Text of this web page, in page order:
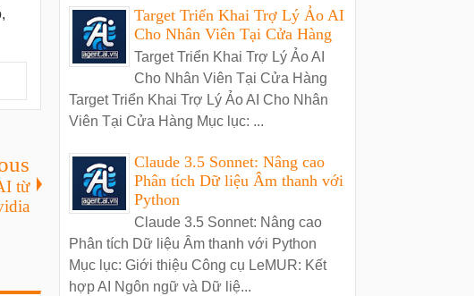
từ
Target Triển Khai Trợ Lý Ảo AI
Cho Nhân Viên Tại Cửa Hàng
Target Triển Khai Trợ Lý Ảo AI
Cho Nhân Viên Tại Cửa Hàng
Target Triển Khai Trợ Lý Ảo AI Cho Nhân
Viên Tại Cửa Hàng Mục lục: ...
Claude 3.5 Sonnet: Nâng cao
Phân tích Dữ liệu Âm thanh với
Python
Claude 3.5 Sonnet: Nâng cao
Phân tích Dữ liệu Âm thanh với Python
Mục lục: Giới thiệu Công cụ LeMUR: Kết
hợp AI Ngôn ngữ và Dữ liệ...